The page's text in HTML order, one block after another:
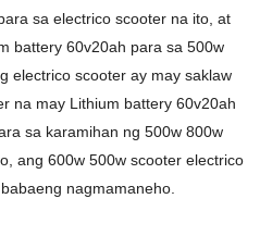
sa electrico scooter na ito, at
battery 60v20ah para sa 500w
electrico scooter ay may saklaw
na may Lithium battery 60v20ah
sa karamihan ng 500w 800w
ang 600w 500w scooter electrico
nagmamaneho.